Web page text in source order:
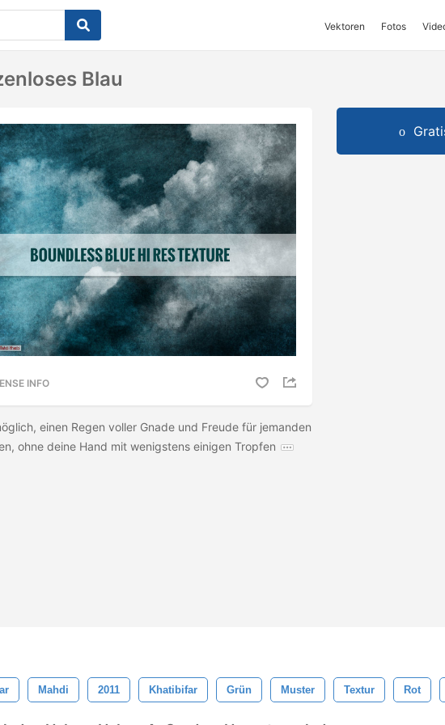
Vektoren Fotos
Blau
INFO
einen Regen voller Gnade und Freude für jemanden
ohne deine Hand mit wenigstens einigen Tropfen
Mahdi 2011 Khatibifar Grün Muster Textur Rot